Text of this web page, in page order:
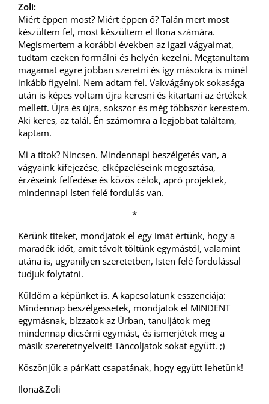
Zoli:
Miért éppen most? Miért éppen ő? Talán mert most
készültem fel, most készültem el Ilona számára.
Megismertem a korábbi években az igazi vágyaimat,
tudtam ezeken formálni és helyén kezelni. Megtanultam
magamat egyre jobban szeretni és így másokra is minél
inkább figyelni. Nem adtam fel. Vakvágányok sokasága
után is képes voltam újra keresni és kitartani az értékek
mellett. Újra és újra, sokszor és még többször kerestem.
Aki keres, az talál. Én számomra a legjobbat találtam,
kaptam.
Mi a titok? Nincsen. Mindennapi beszélgetés van, a
vágyaink kifejezése, elképzeléseink megosztása,
érzéseink felfedése és közös célok, apró projektek,
mindennapi Isten felé fordulás van.
*
Kérünk titeket, mondjatok el egy imát értünk, hogy a
maradék időt, amit távolt töltünk egymástól, valamint
utána is, ugyanilyen szeretetben, Isten felé fordulással
tudjuk folytatni.
Küldöm a képünket is. A kapcsolatunk esszenciája:
Mindennap beszélgessetek, mondjatok el MINDENT
egymásnak, bízzatok az Úrban, tanuljátok meg
mindennap dicsérni egymást, és ismerjétek meg a
másik szeretetnyelveit! Táncoljatok sokat együtt. ;)
Köszönjük a párKatt csapatának, hogy együtt lehetünk!
Ilona&Zoli